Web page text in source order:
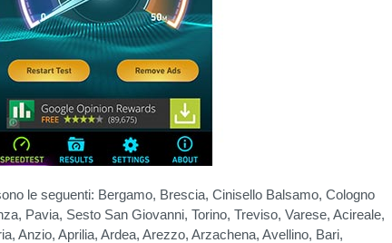
le seguenti: Bergamo, Brescia, Cinisello Balsamo, Cologno
Pavia, Sesto San Giovanni, Torino, Treviso, Varese, Acireale,
Anzio, Aprilia, Ardea, Arezzo, Arzachena, Avellino, Bari,